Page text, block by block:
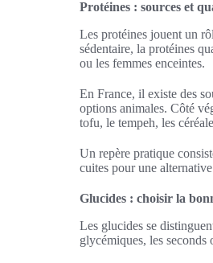
Protéines : sources et
Les protéines jouent un
sédentaire, la protéines
ou les femmes enceintes.
En France, il existe des
options animales. Côté
tofu, le tempeh, les
Un repère pratique
cuites pour une
Glucides : choisir la
Les glucides se
glycémiques, les